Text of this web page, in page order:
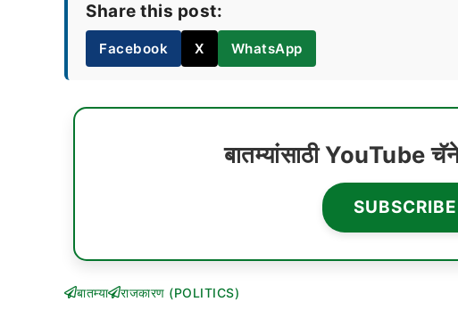
Share this post:
Facebook X WhatsApp
बातम्यांसाठी YouTube
बातम्या राजकारण (POLITICS)